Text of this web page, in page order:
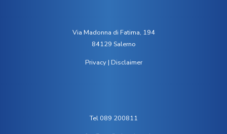
Via Madonna di Fatima, 194
84129 Salerno
Privacy| Disclaimer
Tel 089 200811